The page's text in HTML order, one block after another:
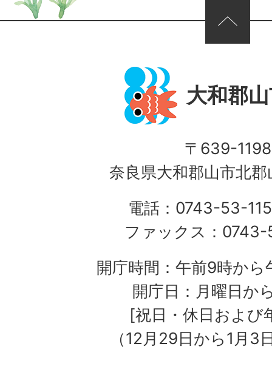
ページの先頭へ
大和郡
〒639-1198
奈良県大和郡山市北
電話：0743-53-
ファックス：
開庁時間：午前9時か
開庁日：月曜日か
[祝日・休日および
（12月29日から1月3